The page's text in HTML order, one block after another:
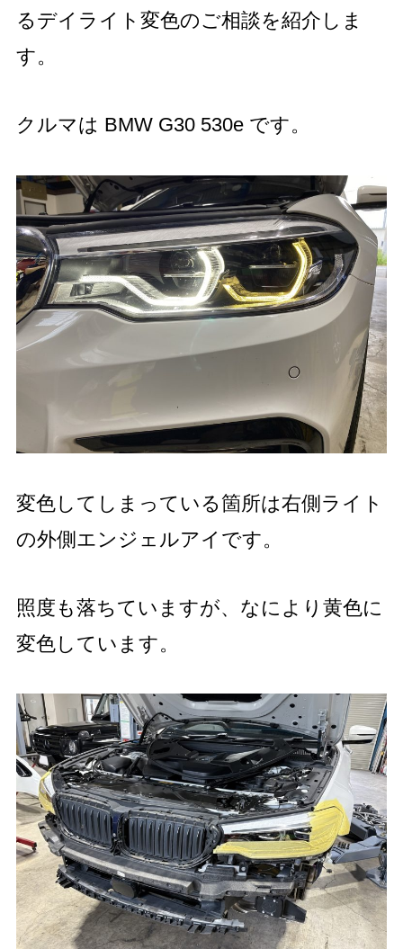
るデイライト変色のご相談を紹介しま
す。
クルマは BMW G30 530e です。
変色してしまっている箇所は右側ライト
の外側エンジェルアイです。
照度も落ちていますが、なにより黄色に
変色しています。